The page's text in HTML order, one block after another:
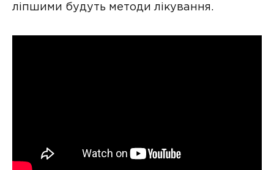
ліпшими будуть методи лікування.